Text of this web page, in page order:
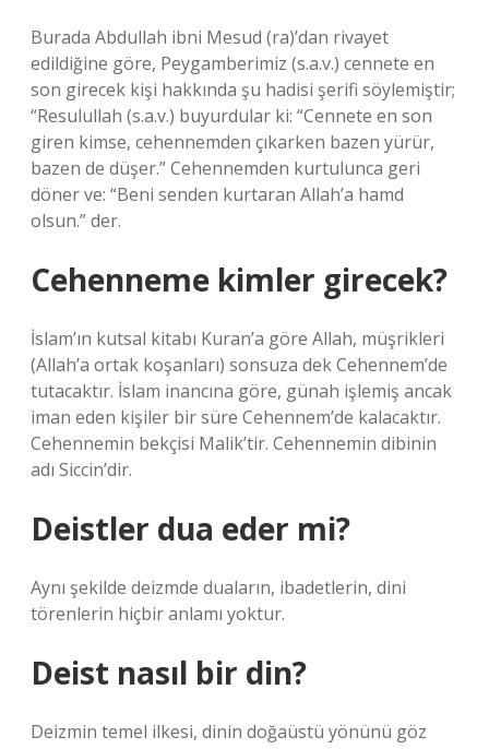
Burada Abdullah ibni Mesud (ra)’dan rivayet
edildiğine göre, Peygamberimiz (s.a.v.) cennete en
son girecek kişi hakkında şu hadisi şerifi söylemiştir;
“Resulullah (s.a.v.) buyurdular ki: “Cennete en son
giren kimse, cehennemden çıkarken bazen yürür,
bazen de düşer.” Cehennemden kurtulunca geri
döner ve: “Beni senden kurtaran Allah’a hamd
olsun.” der.
Cehenneme kimler girecek?
İslam’ın kutsal kitabı Kuran’a göre Allah, müşrikleri
(Allah’a ortak koşanları) sonsuza dek Cehennem’de
tutacaktır. İslam inancına göre, günah işlemiş ancak
iman eden kişiler bir süre Cehennem’de kalacaktır.
Cehennemin bekçisi Malik’tir. Cehennemin dibinin
adı Siccin’dir.
Deistler dua eder mi?
Aynı şekilde deizmde duaların, ibadetlerin, dini
törenlerin hiçbir anlamı yoktur.
Deist nasıl bir din?
Deizmin temel ilkesi, dinin doğaüstü yönünü göz